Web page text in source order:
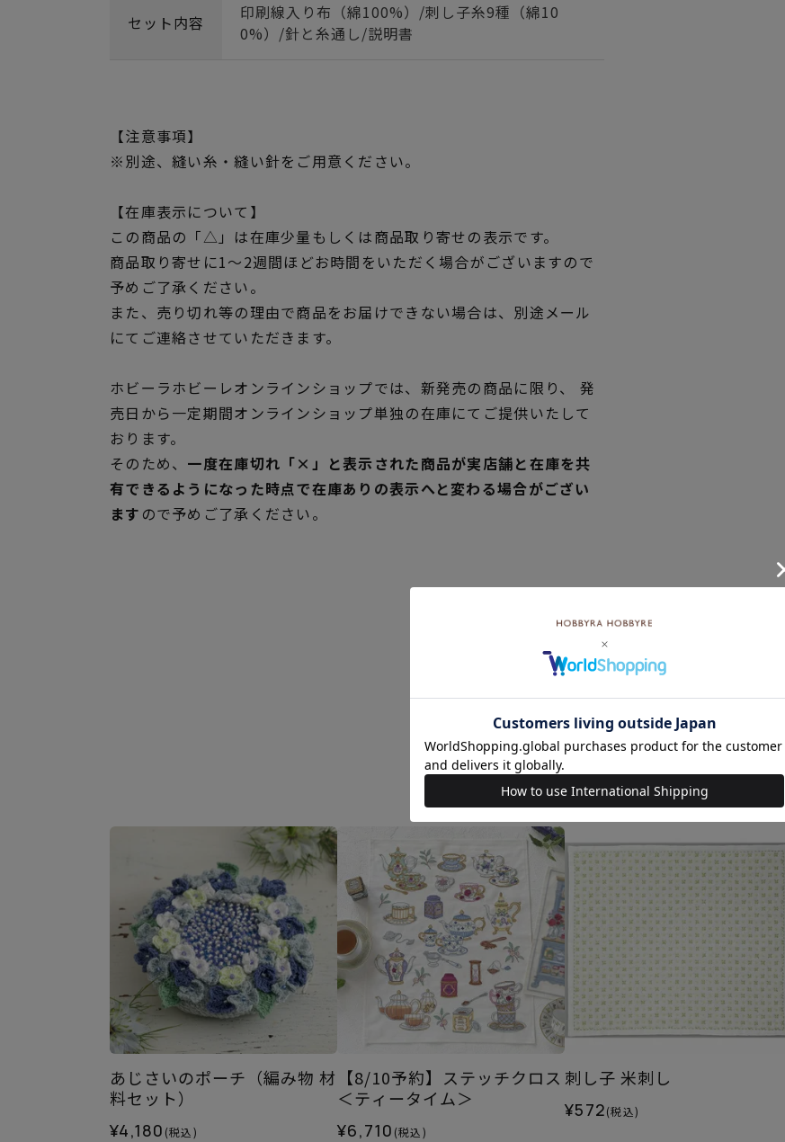
セット内容
印刷線入り布（綿100%）/刺し子糸9種（綿10
0%）/針と糸通し/説明書
【注意事項】
※別途、縫い糸・縫い針をご用意ください。
【在庫表示について】
この商品の「△」は在庫少量もしくは商品取り寄せの表示です。
商品取り寄せに1～2週間ほどお時間をいただく場合がございますので
予めご了承ください。
また、売り切れ等の理由で商品をお届けできない場合は、別途メール
にてご連絡させていただきます。
ホビーラホビーレオンラインショップでは、新発売の商品に限り、 発
売日から一定期間オンラインショップ単独の在庫にてご提供いたして
おります。
そのため、 一度在庫切れ「×」と表示された商品が実店舗と在庫を共
有できるようになった時点で在庫ありの表示へと変わる場合がござい
ます ので予めご了承ください。
あなたにおすすめの商品
あじさいのポーチ（編み物 材
料セット）
¥4,180 (税込)
【8/10予約】ステッチクロス
＜ティータイム＞
¥6,710 (税込)
刺し子 米刺し
¥572(税込)